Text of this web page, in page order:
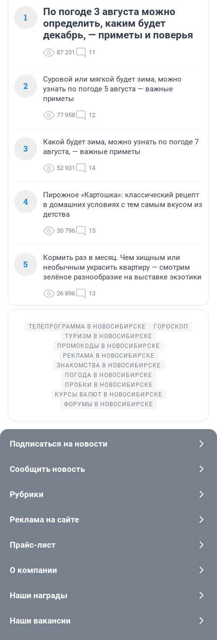
1
По погоде 3 августа можно
определить, каким будет
декабрь, — приметы и поверья
87 231 11
2
Суровой или мягкой будет зима, можно
узнать по погоде 5 августа — важные
приметы
77 958 12
3
Какой будет зима, можно узнать по погоде 7
августа, — важные приметы
52 931 14
4
Пирожное «Картошка»: классический рецепт
в домашних условиях с тем самым вкусом из
детства
30 796 15
5
Кормить раз в месяц. Чем хищным или
необычным украсить квартиру — смотрим
зелёное разнообразие на выставке экзотики
26 896 13
ТЕЛЕПРОГРАММА В НОВОСИБИРСКЕ
ГОРОСКОП
ТУРИЗМ В НОВОСИБИРСКЕ
ПРОМОКОДЫ В НОВОСИБИРСКЕ
РЕКЛАМА В НОВОСИБИРСКЕ
ЗНАКОМСТВА В НОВОСИБИРСКЕ
ПОГОДА В НОВОСИБИРСКЕ
ПРОБКИ В НОВОСИБИРСКЕ
КУРСЫ ВАЛЮТ В НОВОСИБИРСКЕ
ФОРУМЫ В НОВОСИБИРСКЕ
Подписаться на новости
Сообщить новость
Рубрики
Реклама на сайте
Прайс-лист
О компании
Наши награды
Наши вакансии